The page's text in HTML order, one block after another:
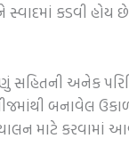
કડવી હોય
સહિતની અનેક
બનાવેલ
માટે કરવામાં